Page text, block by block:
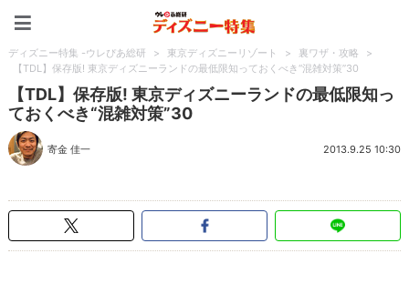
ディズニー特集 -ウレぴあ総研 > 東京ディズニーリゾート > 裏ワザ・攻略
>
【TDL】保存版! 東京ディズニーランドの最低限知っておくべき“混雑対策”30
【TDL】保存版! 東京ディズニーランドの最低限知っ
ておくべき“混雑対策”30
寄金 佳一 2013.9.25 10:30